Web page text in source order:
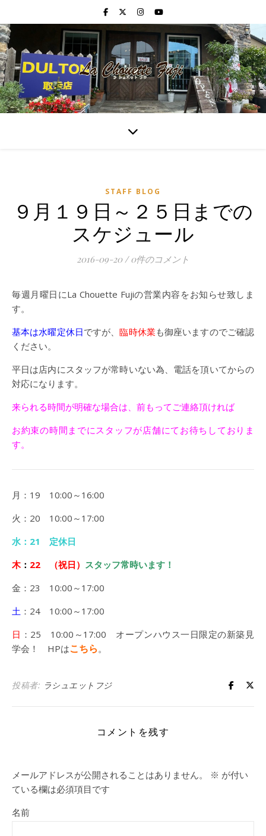
STAFF BLOG
９月１９日～２５日までの
スケジュール
2016-09-20 / 0件のコメント
毎週月曜日にLa Chouette Fujiの営業内容をお知らせ致しま
す。
基本は水曜定休日ですが、臨時休業 も御座いますのでご確認
ください。
平日は店内にスタッフが常時いない為、電話を頂いてからの
対応になります。
来られる時間が明確な場合は、前もってご連絡頂ければ
お約束の時間までにスタッフが店舗にてお待ちしておりま
す。
月：19 10:00～16:00
火：20 10:00～17:00
水：21 定休日
木： 22 （祝日 ） スタッフ常時います！
金：23 10:00～17:00
土 ：24 10:00～17:00
日 ：25 10:00～17:00 オープンハウス一日限定の新築見
学会！ HPはこちら。
投稿者: ラシュエットフジ
コメントを残す
メールアドレスが公開されることはありません。 ※ が付い
ている欄は必須項目です
名前